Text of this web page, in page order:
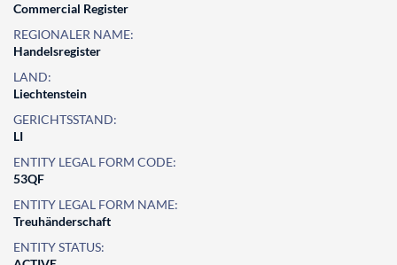
Commercial Register
REGIONALER NAME:
Handelsregister
LAND:
Liechtenstein
GERICHTSSTAND:
LI
ENTITY LEGAL FORM CODE:
53QF
ENTITY LEGAL FORM NAME:
Treuhänderschaft
ENTITY STATUS: